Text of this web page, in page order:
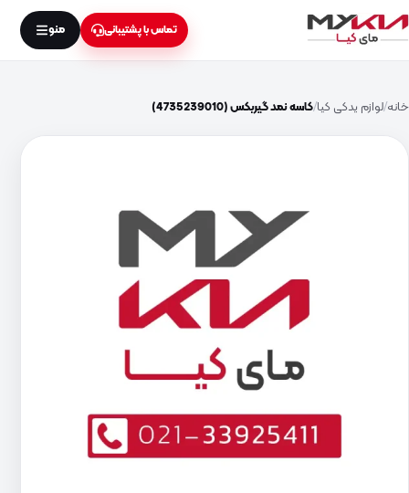
تماس با پشتیبانی منو
خانه لوازم یدکی کیا کاسه نمد گیربکس (4735239010)